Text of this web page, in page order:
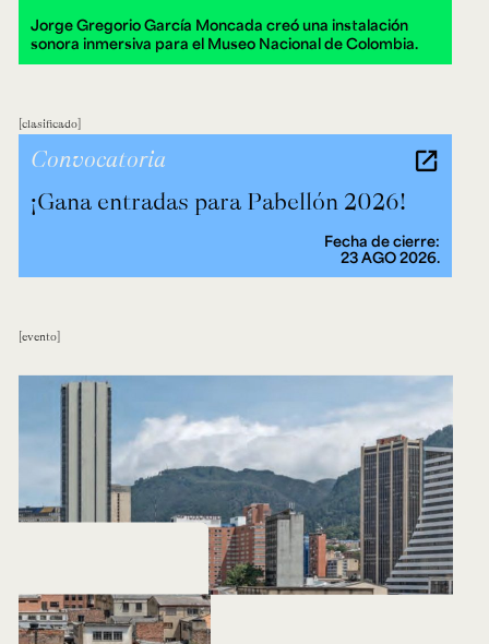
Jorge Gregorio García Moncada creó una instalación
sonora inmersiva para el Museo Nacional de Colombia.
clasificado
¡Gana entradas para Pabellón 2026!
Convocatoria
Fecha de cierre:
23 AGO 2026.
evento